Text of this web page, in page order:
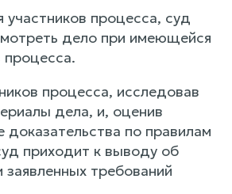
участников процесса, суд
дело при имеющейся
процесса.
процесса, исследовав
дела, и, оценив
доказательства по правилам
приходит к выводу об
требований